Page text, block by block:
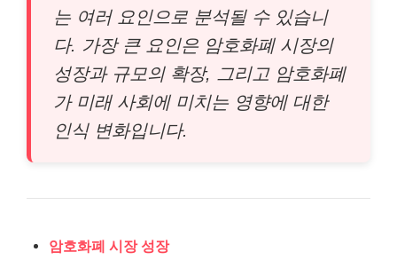
는 여러 요인으로 분석될 수 있습니
다. 가장 큰 요인은 암호화폐 시장의
성장과 규모의 확장, 그리고 암호화폐
가 미래 사회에 미치는 영향에 대한
인식 변화입니다.
암호화폐 시장 성장